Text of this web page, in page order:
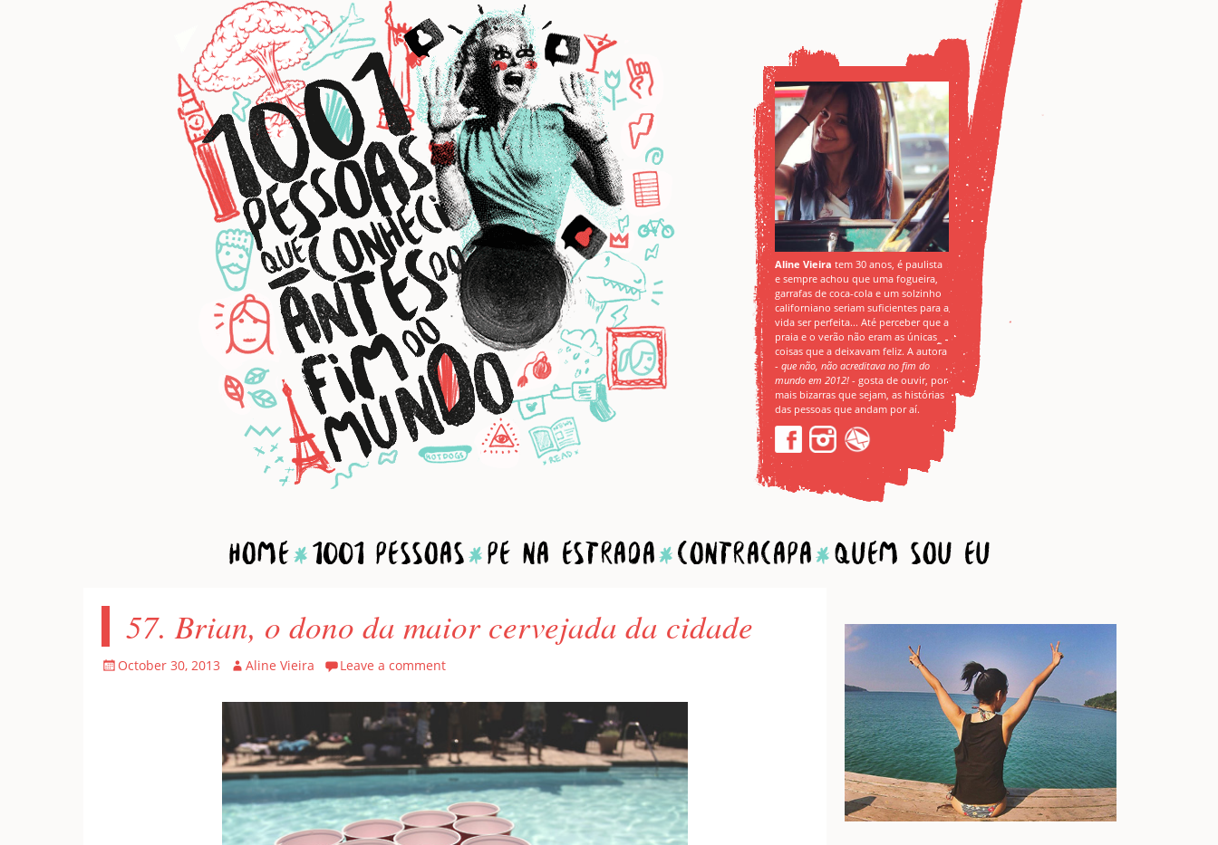
Aline Vieira tem 30 anos, é paulista
e sempre achou que uma fogueira,
garrafas de coca-cola e um solzinho
californiano seriam suficientes para a
vida ser perfeita... Até perceber que a
praia e o verão não eram as únicas
coisas que a deixavam feliz. A autora
- que não, não acreditava no fim do
mundo em 2012! - gosta de ouvir, por
mais bizarras que sejam, as histórias
das pessoas que andam por aí.
57. Brian, o dono da maior cervejada da cidade
Posted
October 30, 2013 Author
Aline Vieira Leave a comment